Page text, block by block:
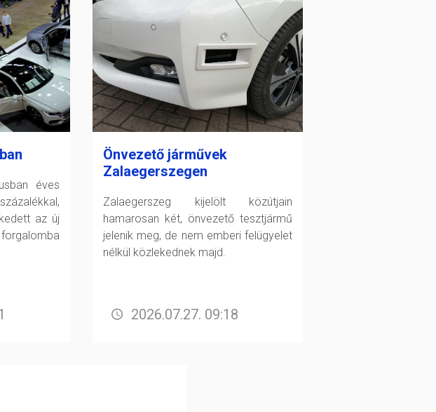
éves
az új
Önvezető járművek
Zalaegerszegen
Zalaegerszeg kijelölt közútjain
hamarosan két, önvezető tesztjármű
jelenik meg, de nem emberi felügyelet
nélkül közlekednek majd.
2026.07.27. 09:18